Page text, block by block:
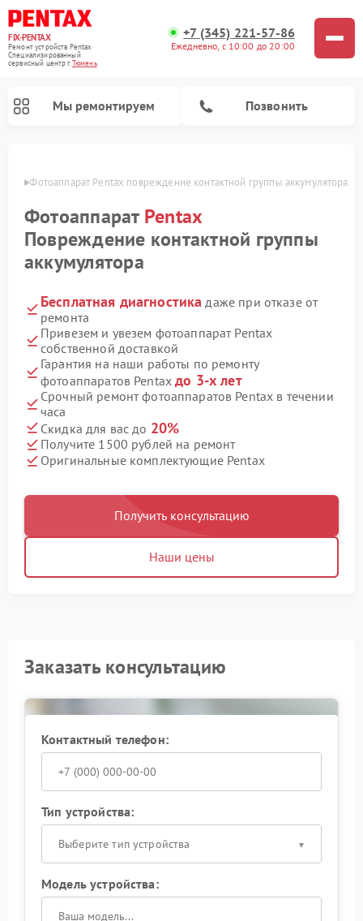
FIX-PENTAX
Ремонт устройств Pentax
Специализированный
cервисный центр г.Тюмень
+7 (345) 221-57-86
Ежедневно, с 10:00 до 20:00
Мы ремонтируем Позвонить
Фотоаппарат Pentax повреждение контактной группы аккумулятора
Фотоаппарат Pentax
Повреждение контактной группы
аккумулятора
Бесплатная диагностика даже при отказе от
ремонта
Привезем и увезем фотоаппарат Pentax
собственной доставкой
Гарантия на наши работы по ремонту
фотоаппаратов Pentaxдо 3-х лет
Срочный ремонт фотоаппаратов Pentax в течении
часа
Скидка для вас до 20%
Получите 1500 рублей на ремонт
Оригинальные комплектующие Pentax
Получить консультацию
Наши цены
Заказать консультацию
Контактный телефон:
Тип устройства:
Выберите тип устройства
Модель устройства: